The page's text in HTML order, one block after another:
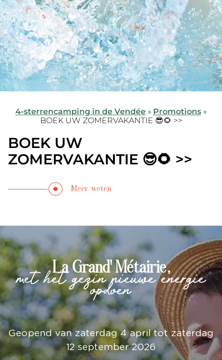
4-sterrencamping in de Vendée » Promotions »
BOEK UW ZOMERVAKANTIE 😎🌻 >>
BOEK UW
ZOMERVAKANTIE 😎🌻 >>
Meer weten
La Grand' Métairie,
met het gezin nieuwe energie
opdoen
Geopend van zaterdag 4 april tot zaterdag
12 september 2026